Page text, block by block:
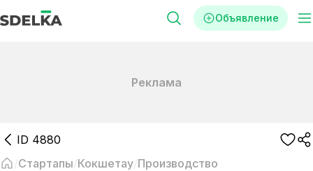
Объявление
Реклама
ID 4880
Стартапы Кокшетау Производство